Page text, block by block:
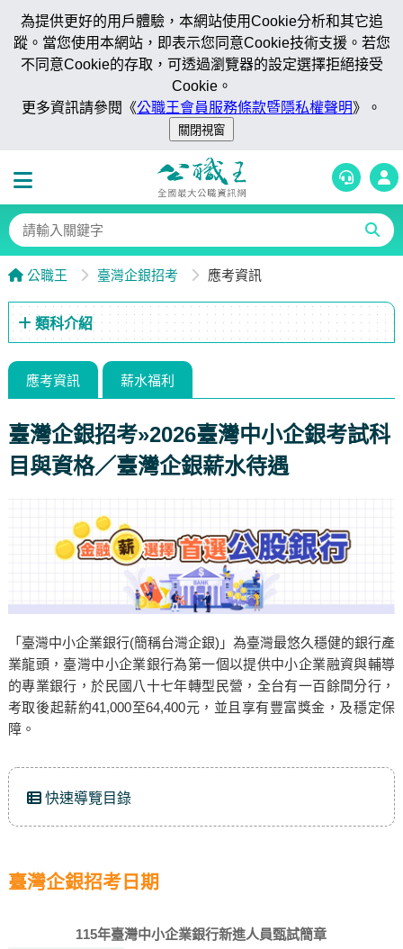
為提供更好的用戶體驗，本網站使用Cookie分析和其它追
蹤。當您使用本網站，即表示您同意Cookie技術支援。若您
不同意Cookie的存取，可透過瀏覽器的設定選擇拒絕接受
Cookie。
更多資訊請參閱《公職王會員服務條款暨隱私權聲明》。
公職王 臺灣企銀招考 應考資訊
類科介紹
應考資訊 薪水福利
臺灣企銀招考»2026臺灣中小企銀考試科
目與資格／臺灣企銀薪水待遇
「臺灣中小企業銀行(簡稱台灣企銀)」為臺灣最悠久穩健的銀行產
業龍頭，臺灣中小企業銀行為第一個以提供中小企業融資與輔導
的專業銀行，於民國八十七年轉型民營，全台有一百餘間分行，
考取後起薪約41,000至64,400元，並且享有豐富獎金，及穩定保
障。
快速導覽目錄
臺灣企銀招考日期
115年臺灣中小企業銀行新進人員甄試簡章